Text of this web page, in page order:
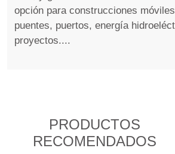
opción para construcciones
puentes, puertos, energía
proyectos....
PRODUCTOS
RECOMENDADOS